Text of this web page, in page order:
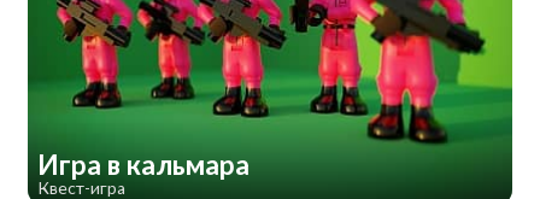
Игра в кальмара
Квест-игра